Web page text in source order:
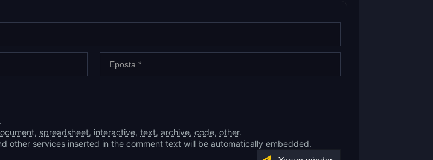
, spreadsheet, interactive, text, archive, code, other.
other services inserted in the comment text will be automatically embedded.